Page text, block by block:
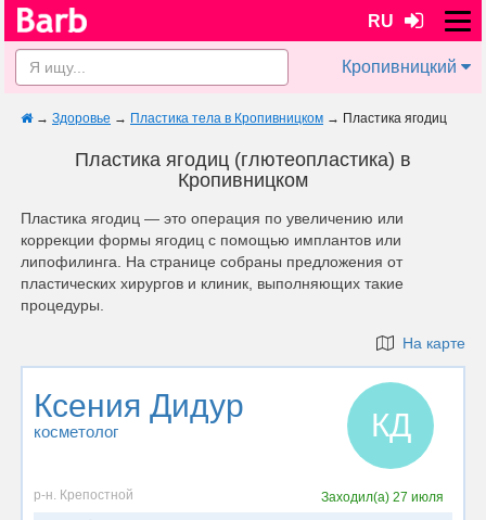
RU
Кропивницкий
→ Здоровье → Пластика тела в Кропивницком → Пластика ягодиц
Пластика ягодиц (глютеопластика) в
Кропивницком
Пластика ягодиц — это операция по увеличению или
коррекции формы ягодиц с помощью имплантов или
липофилинга. На странице собраны предложения от
пластических хирургов и клиник, выполняющих такие
процедуры.
На карте
Ксения Дидур
косметолог КД
р-н. Крепостной Заходил(а)27 июля